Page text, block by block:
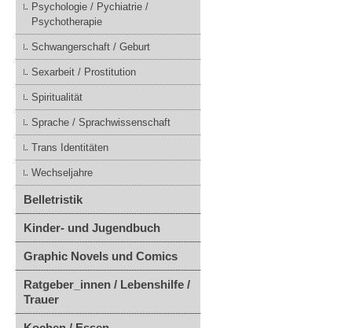
Psychologie / Pychiatrie /
Psychotherapie
Schwangerschaft / Geburt
Sexarbeit / Prostitution
Spiritualität
Sprache / Sprachwissenschaft
Trans Identitäten
Wechseljahre
Belletristik
Kinder- und Jugendbuch
Graphic Novels und Comics
Ratgeber_innen / Lebenshilfe /
Trauer